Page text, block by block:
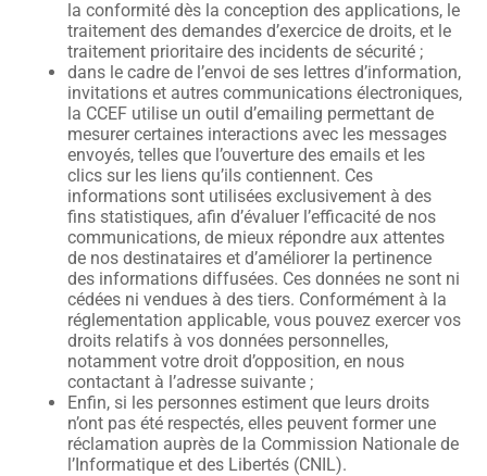
la conformité dès la conception des applications, le
traitement des demandes d’exercice de droits, et le
traitement prioritaire des incidents de sécurité ;
dans le cadre de l’envoi de ses lettres d’information,
invitations et autres communications électroniques,
la CCEF utilise un outil d’emailing permettant de
mesurer certaines interactions avec les messages
envoyés, telles que l’ouverture des emails et les
clics sur les liens qu’ils contiennent. Ces
informations sont utilisées exclusivement à des
fins statistiques, afin d’évaluer l’efficacité de nos
communications, de mieux répondre aux attentes
de nos destinataires et d’améliorer la pertinence
des informations diffusées. Ces données ne sont ni
cédées ni vendues à des tiers. Conformément à la
réglementation applicable, vous pouvez exercer vos
droits relatifs à vos données personnelles,
notamment votre droit d’opposition, en nous
contactant à l’adresse suivante ;
Enfin, si les personnes estiment que leurs droits
n’ont pas été respectés, elles peuvent former une
réclamation auprès de la Commission Nationale de
l’Informatique et des Libertés (CNIL).